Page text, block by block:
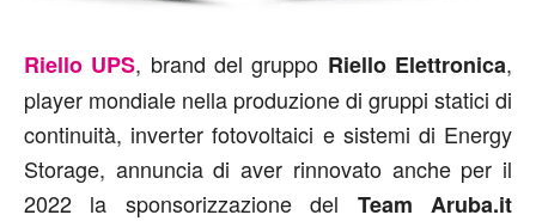
Riello UPS, brand del gruppo Riello Elettronica,
player mondiale nella produzione di gruppi statici di
continuità, inverter fotovoltaici e sistemi di Energy
Storage, annuncia di aver rinnovato anche per il
2022 la sponsorizzazione del Team Aruba.it